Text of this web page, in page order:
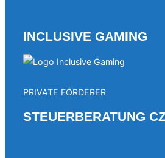
INCLUSIVE GAMING
PRIVATE FÖRDERER
STEUERBERATUNG